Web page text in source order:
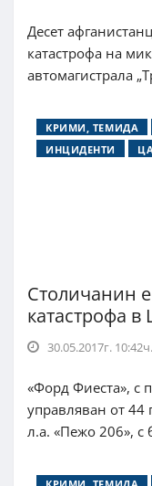
Десет
катастрофа на
автомагистрала
КРИМИ, ТЕМИДА
ИНЦИДЕНТИ
Столичанин
катастрофа в
30.05.2017г. 10:42ч.
«Форд Фиеста», с
управляван от 44
л.а. «Пежо 206», с